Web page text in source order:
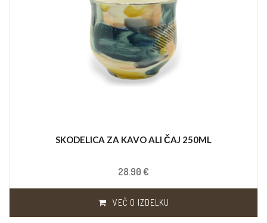
SKODELICA ZA KAVO ALI ČAJ 250ML
28.90 €
VEČ O IZDELKU